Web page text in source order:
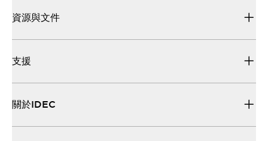
資源與文件
支援
關於IDEC